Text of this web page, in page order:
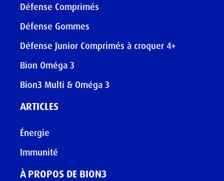
Défense Comprimés
Défense Gommes
Défense Junior Comprimés à croquer 4+
Bion Oméga 3
Bion3 Multi & Oméga 3
ARTICLES
Énergie
Immunité
À PROPOS DE BION3